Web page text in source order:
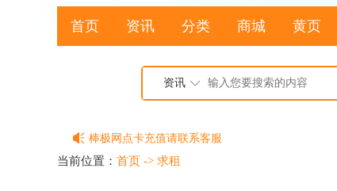
首页 资讯 分类 商城 黄页
资讯
客服QQ:2692290505
充100送20
当前位置： 首页 -> 求租